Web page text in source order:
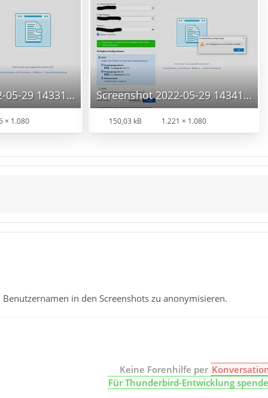
Screenshot 2022-05-29 143312.jpg
× 1.080
Screenshot 2022-05-29 143418.jpg
150,03 kB 1.221 × 1.080
in den Screenshots zu anonymisieren.
Keine Forenhilfe per
Für Thunderbird-Entwicklung